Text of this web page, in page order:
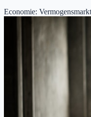
Economie: Vermogensmarkt